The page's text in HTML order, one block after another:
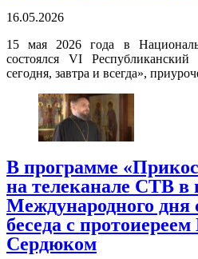
16.05.2026
15 мая 2026 года в
состоялся VI
сегодня, завтра и всегда»,
В программе
на телеканале СТВ в
Международного дня
беседа с
Сердюком